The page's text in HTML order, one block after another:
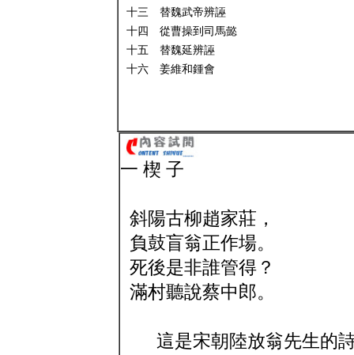
十三 替魏武帝辨誣
十四 從曹操到司馬懿
十五 替魏延辨誣
十六 姜維和鍾會
一 楔 子
斜陽古柳趙家莊，
負鼓盲翁正作場。
死後是非誰管得？
滿村聽說蔡中郎。
這是宋朝陸放翁先生的詩